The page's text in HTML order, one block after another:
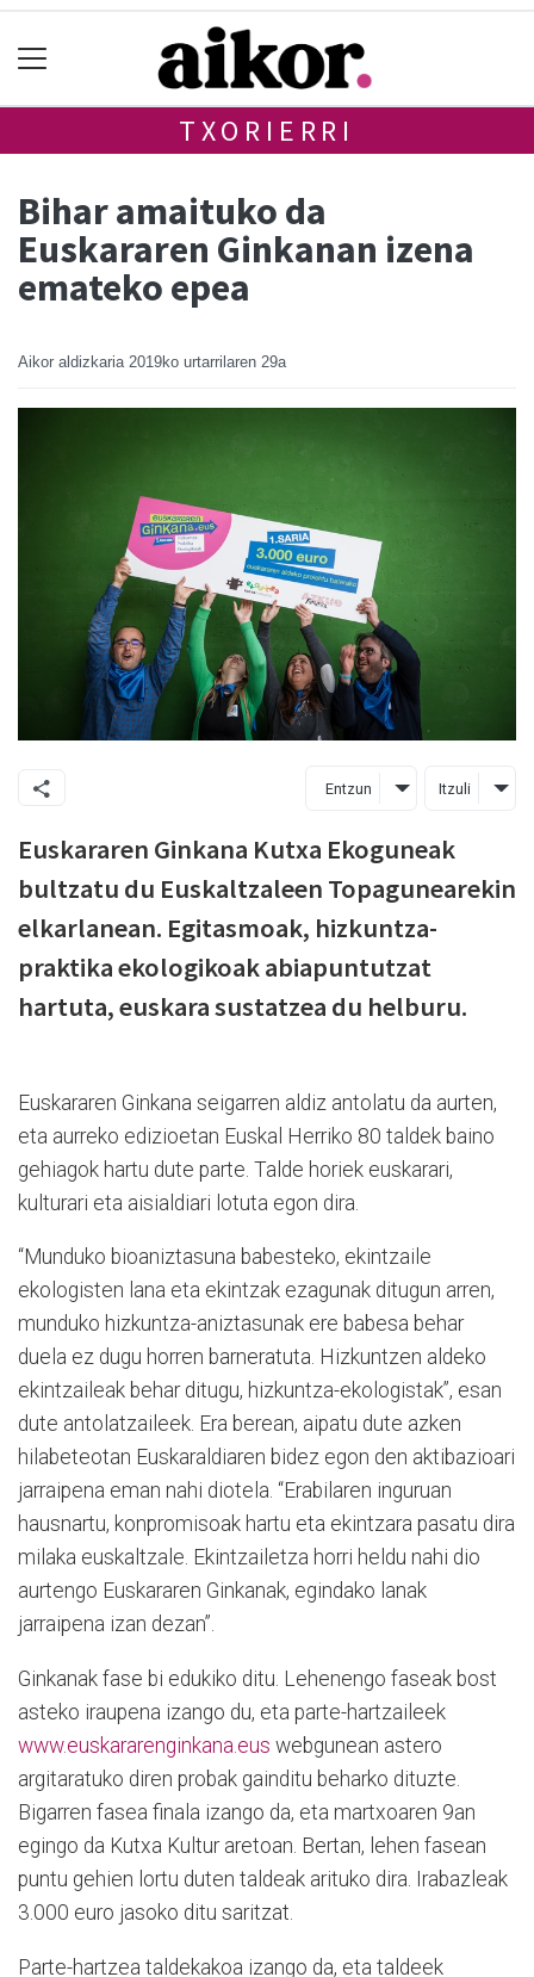
TXORIERRI
Bihar amaituko da
Euskararen Ginkanan izena
emateko epea
Aikor aldizkaria 2019ko urtarrilaren 29a
Entzun Itzuli
Euskararen Ginkana Kutxa Ekoguneak
bultzatu du Euskaltzaleen Topagunearekin
elkarlanean. Egitasmoak, hizkuntza-
praktika ekologikoak abiapuntutzat
hartuta, euskara sustatzea du helburu.
Euskararen Ginkana seigarren aldiz antolatu da aurten,
eta aurreko edizioetan Euskal Herriko 80 taldek baino
gehiagok hartu dute parte. Talde horiek euskarari,
kulturari eta aisialdiari lotuta egon dira.
“Munduko bioaniztasuna babesteko, ekintzaile
ekologisten lana eta ekintzak ezagunak ditugun arren,
munduko hizkuntza-aniztasunak ere babesa behar
duela ez dugu horren barneratuta. Hizkuntzen aldeko
ekintzaileak behar ditugu, hizkuntza-ekologistak”, esan
dute antolatzaileek. Era berean, aipatu dute azken
hilabeteotan Euskaraldiaren bidez egon den aktibazioari
jarraipena eman nahi diotela. “Erabilaren inguruan
hausnartu, konpromisoak hartu eta ekintzara pasatu dira
milaka euskaltzale. Ekintzailetza horri heldu nahi dio
aurtengo Euskararen Ginkanak, egindako lanak
jarraipena izan dezan”.
Ginkanak fase bi edukiko ditu. Lehenengo faseak bost
asteko iraupena izango du, eta parte-hartzaileek
www.euskararenginkana.eus webgunean astero
argitaratuko diren probak gainditu beharko dituzte.
Bigarren fasea finala izango da, eta martxoaren 9an
egingo da Kutxa Kultur aretoan. Bertan, lehen fasean
puntu gehien lortu duten taldeak arituko dira. Irabazleak
3.000 euro jasoko ditu saritzat.
Parte-hartzea taldekakoa izango da, eta taldeek